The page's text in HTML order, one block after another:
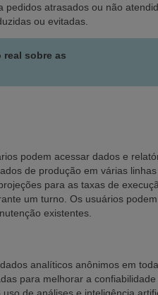
atrasados ou não
ou evitadas.
real sobre as
podem acessar dados e
de produção em várias
para as taxas de
um turno. Os usuários
existentes.
analíticos anônimos em
para melhorar a